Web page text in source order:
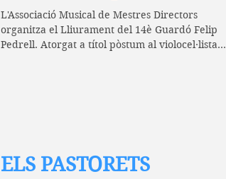
L'Associació Musical de Mestres Directors
organitza el Lliurament del 14è Guardó Felip
Pedrell. Atorgat a títol pòstum al violocel·lista...
ELS PASTORETS